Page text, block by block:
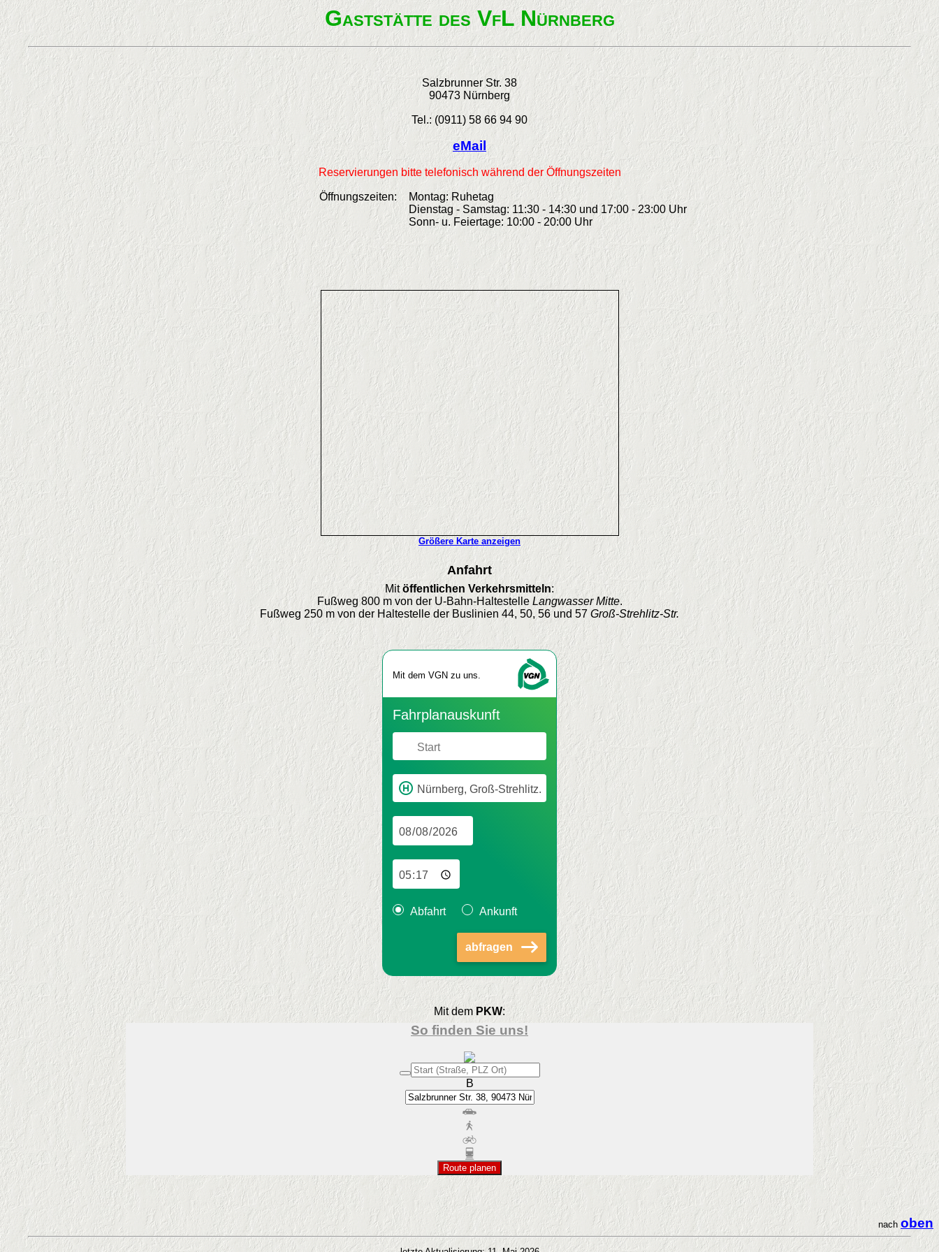
Gaststätte des VfL Nürnberg
Salzbrunner Str. 38
90473 Nürnberg
Tel.: (0911) 58 66 94 90
eMail
Reservierungen bitte telefonisch während der Öffnungszeiten
Öffnungszeiten:
Montag: Ruhetag
Dienstag - Samstag: 11:30 - 14:30 und 17:00 - 23:00 Uhr
Sonn- u. Feiertage: 10:00 - 20:00 Uhr
Größere Karte anzeigen
Anfahrt
Mitöffentlichen Verkehrsmitteln:
Fußweg 800 m von der U-Bahn-Haltestelle Langwasser Mitte.
Fußweg 250 m von der Haltestelle der Buslinien 44, 50, 56 und 57 Groß-Strehlitz-Str.
Mit dem VGN zu uns.
Fahr­plan­aus­kunft
Abfahrt Ankunft
abfragen
Mit dem PKW:
So finden Sie uns!
B
Route planen
nach oben